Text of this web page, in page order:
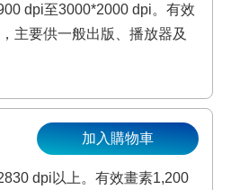
dpi至3000*2000 dpi。有效
主要供一般出版、播放器及
dpi以上。有效畫素1,200
加入購物車